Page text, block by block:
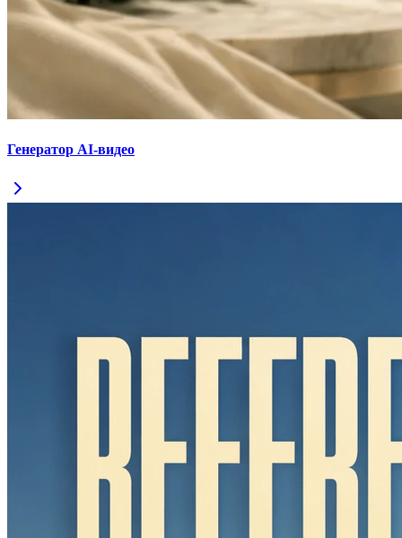
Генератор AI-видео